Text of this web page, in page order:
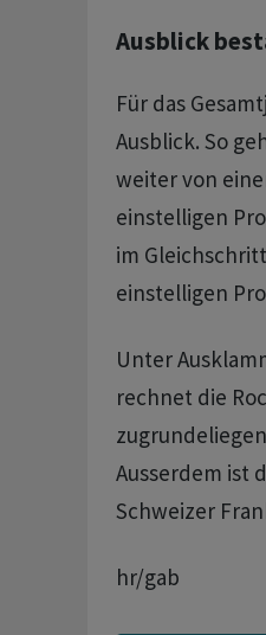
Ausblick
Für das
Ausblick. So
weiter von
einstelligen
im
einstelligen
Unter
rechnet die
Ausserdem ist
Schweizer
hr/gab